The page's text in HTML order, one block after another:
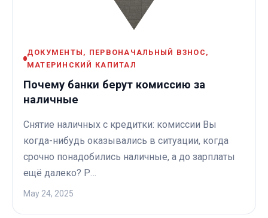
ДОКУМЕНТЫ, ПЕРВОНАЧАЛЬНЫЙ ВЗНОС,
МАТЕРИНСКИЙ КАПИТАЛ
Почему банки берут комиссию за
наличные
Снятие наличных с кредитки: комиссии Вы
когда-нибудь оказывались в ситуации, когда
срочно понадобились наличные, а до зарплаты
ещё далеко? Р…
May 24, 2025